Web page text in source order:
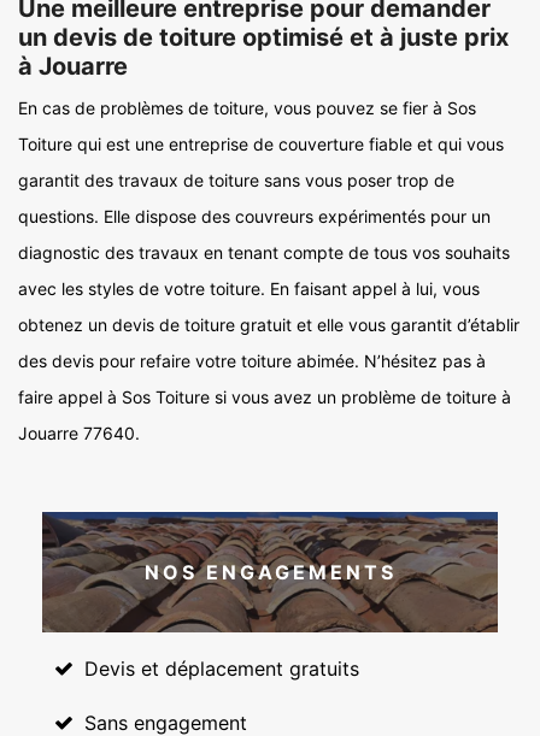
Une meilleure entreprise pour demander
un devis de toiture optimisé et à juste prix
à Jouarre
En cas de problèmes de toiture, vous pouvez se fier à Sos
Toiture qui est une entreprise de couverture fiable et qui vous
garantit des travaux de toiture sans vous poser trop de
questions. Elle dispose des couvreurs expérimentés pour un
diagnostic des travaux en tenant compte de tous vos souhaits
avec les styles de votre toiture. En faisant appel à lui, vous
obtenez un devis de toiture gratuit et elle vous garantit d’établir
des devis pour refaire votre toiture abimée. N’hésitez pas à
faire appel à Sos Toiture si vous avez un problème de toiture à
Jouarre 77640.
NOS ENGAGEMENTS
Devis et déplacement gratuits
Sans engagement